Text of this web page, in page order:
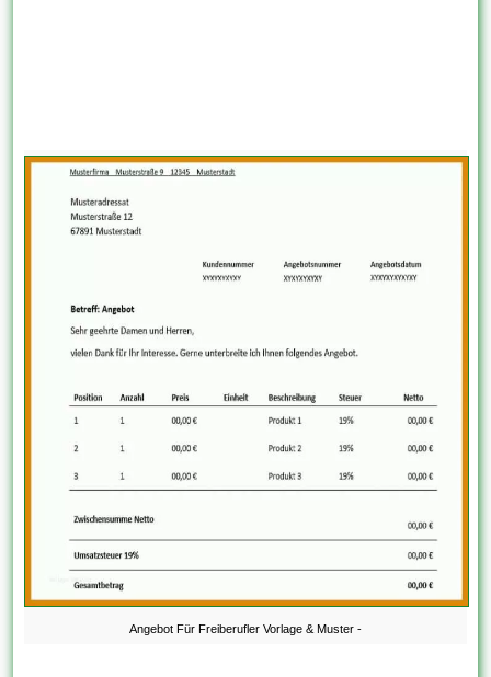
Angebot Für Freiberufler Vorlage & Muster -